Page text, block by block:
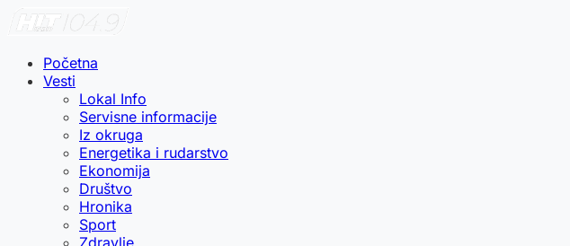
Početna
Vesti
Lokal Info
Servisne informacije
Iz okruga
Energetika i rudarstvo
Ekonomija
Društvo
Hronika
Sport
Zdravlje